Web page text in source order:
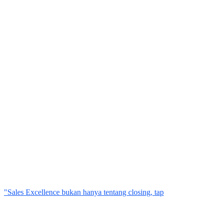
"Sales Excellence bukan hanya tentang closing, tap